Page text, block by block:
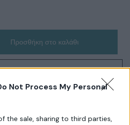
Not Process My Personal
sale, sharing to third parties,
Προσθήκη στο καλάθι